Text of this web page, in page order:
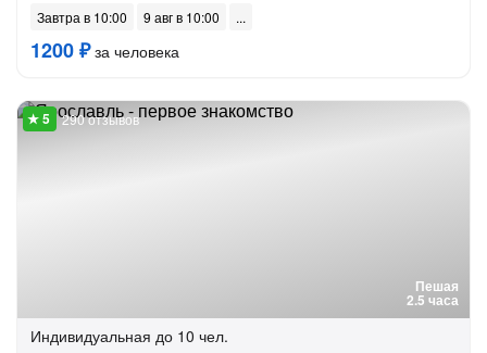
Завтра в 10:00 9 авг в 10:00
1200 ₽за человека
Пешая
2.5 часа
290 отзывов
Индивидуальная до 10 чел.